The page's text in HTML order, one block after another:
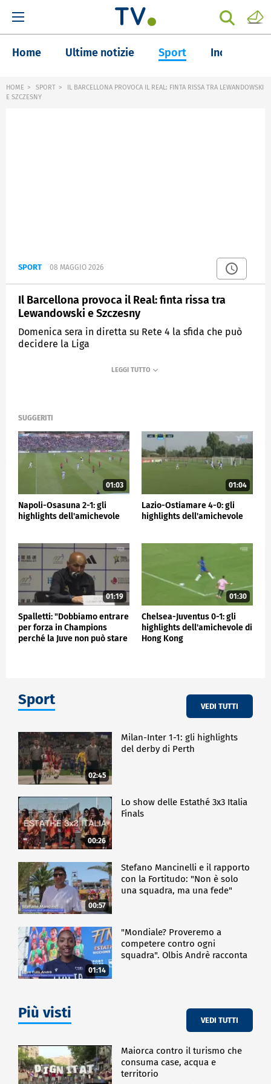
Home Ultime notizie Sport Inchieste
HOME SPORT
IL BARCELLONA PROVOCA IL REAL: FINTA RISSA TRA LEWANDOWSKI
E SZCZESNY
SPORT 08 MAGGIO 2026
Il Barcellona provoca il Real: finta rissa tra
Lewandowski e Szczesny
Domenica sera in diretta su Rete 4 la sfida che può
decidere la Liga
SPORTMEDIASET
SUGGERITI
01:03
Napoli-Osasuna 2-1: gli
highlights dell'amichevole
01:04
Lazio-Ostiamare 4-0: gli
highlights dell'amichevole
01:19
Spalletti: "Dobbiamo entrare
per forza in Champions
perché la Juve non può stare
01:30
Chelsea-Juventus 0-1: gli
highlights dell'amichevole di
Hong Kong
Sport VEDI TUTTI
02:45
Milan-Inter 1-1: gli highlights
del derby di Perth
00:26
Lo show delle Estathé 3x3 Italia
Finals
00:57
Stefano Mancinelli e il rapporto
con la Fortitudo: "Non è solo
una squadra, ma una fede"
01:14
"Mondiale? Proveremo a
competere contro ogni
squadra". Olbis Andrè racconta
Più visti VEDI TUTTI
Maiorca contro il turismo che
consuma case, acqua e
territorio